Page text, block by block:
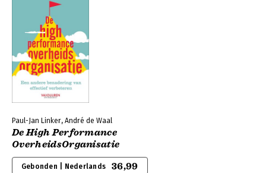
Paul-Jan Linker, André de Waal
De High Performance
OverheidsOrganisatie
Gebonden | Nederlands 36,99